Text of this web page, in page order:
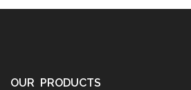
OUR PRODUCTS